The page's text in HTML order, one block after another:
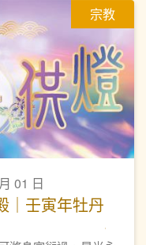
宗教
01 日
｜壬寅年牡丹